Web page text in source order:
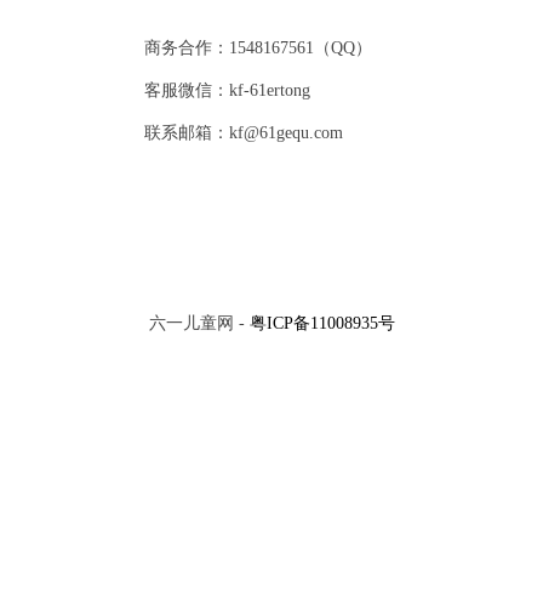
商务合作：1548167561（QQ）
客服微信：kf-61ertong
联系邮箱：kf@61gequ.com
六一儿童网 - 粤ICP备11008935号